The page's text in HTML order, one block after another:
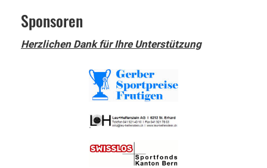
Sponsoren
Herzlichen Dank für Ihre Unterstützung